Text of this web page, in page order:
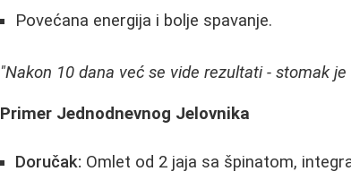
Povećana energija i bolje spavanje.
"Nakon 10 dana već se vide rezultati - stomak
Primer Jednodnevnog Jelovnika
Doručak: Omlet od 2 jaja sa špinatom,